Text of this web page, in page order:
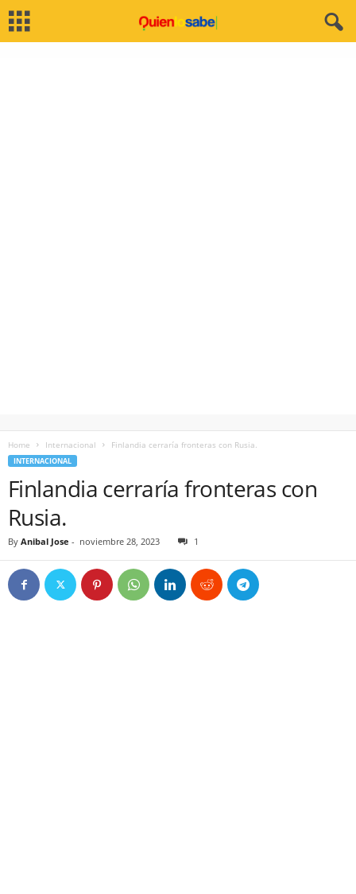
Home Internacional Finlandia cerraría fronteras con Rusia.
INTERNACIONAL
Finlandia cerraría fronteras con
Rusia.
By Anibal Jose - noviembre 28, 2023 1